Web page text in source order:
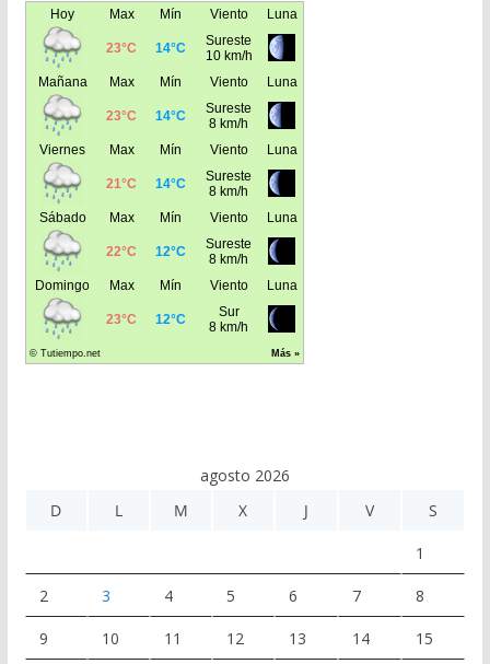
agosto 2026
D
L M X J V S
1
2 3 4 5 6 7 8
9 10 11 12 13 14 15